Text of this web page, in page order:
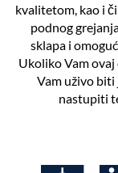
kvalitetom, kao i
podnog
sklapa i
Ukoliko Vam ovaj
Vam uživo biti
nastupiti